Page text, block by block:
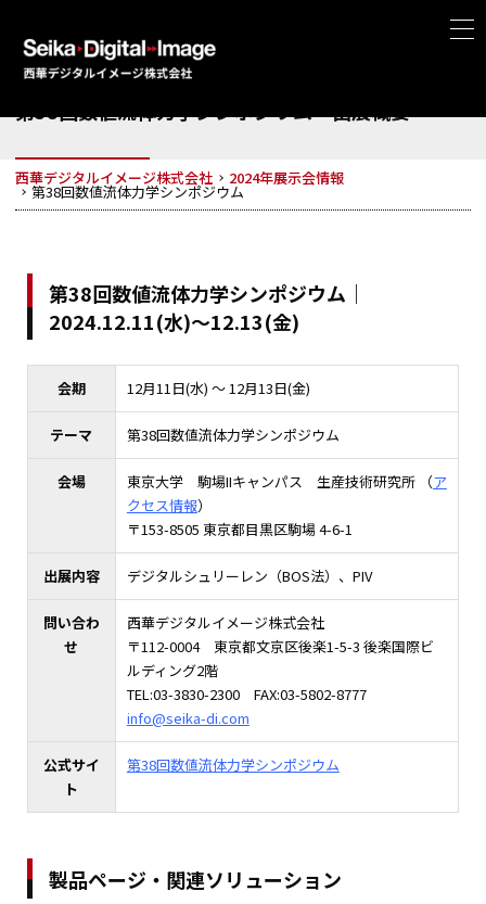
西華デジタルイメージ株式会社 2024年展示会情報
第38回数値流体力学シンポジウム
第38回数値流体力学シンポジウム出展概要
第38回数値流体力学シンポジウム｜
2024.12.11(水)～12.13(金)
会期 12月11日(水) ～ 12月13日(金)
テーマ 第38回数値流体力学シンポジウム
会場 東京大学 駒場IIキャンパス 生産技術研究所 （ア
クセス情報）
〒153-8505 東京都目黒区駒場 4-6-1
出展内容 デジタルシュリーレン（BOS法）、PIV
問い合わ
せ
西華デジタルイメージ株式会社
〒112-0004 東京都文京区後楽1-5-3 後楽国際ビ
ルディング2階
TEL:03-3830-2300 FAX:03-5802-8777
info@seika-di.com
公式サイ
ト
第38回数値流体力学シンポジウム
製品ページ・関連ソリューション